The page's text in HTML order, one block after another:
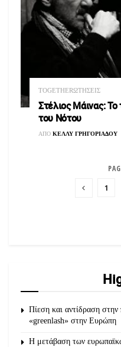
TOGETHERΩΤΗΣΕΙΣ
Στέλιος Μάινας: Το
του Νότου
ΑΠΟ ΚΕΛΛΥ ΓΡΗΓΟΡΙΑΔΟΥ
1
Πίεση και αντίδραση
«greenlash» στην Ευρώπη
Η μετάβαση των